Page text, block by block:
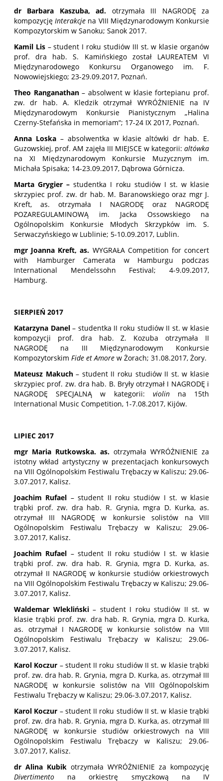
dr Barbara Kaszuba, ad. otrzymała III NAGRODĘ za
kompozycję Interakcje na VIII Międzynarodowym Konkursie
Kompozytorskim w Sanoku; Sanok 2017.
Kamil Lis– student I roku studiów III st. w klasie organów
prof. dra hab. S. Kamińskiego został LAUREATEM VI
Międzynarodowego Konkursu Organowego im. F.
Nowowiejskiego; 23-29.09.2017, Poznań.
Theo Ranganathan– absolwent w klasie fortepianu prof.
zw. dr hab. A. Kledzik otrzymał WYRÓŻNIENIE na IV
Międzynarodowym Konkursie Pianistycznym „Halina
Czerny-Stefańska in memoriam“; 17-24 IX 2017, Poznań.
Anna Loska– absolwentka w klasie altówki dr hab. E.
Guzowskiej, prof. AM zajęła III MIEJSCE w kategorii: altówka
na XI Międzynarodowym Konkursie Muzycznym im.
Michała Spisaka; 14-23.09.2017, Dąbrowa Górnicza.
Marta Grygier –studentka I roku studiów I st. w klasie
skrzypiec prof. zw. dr hab. M. Baranowskiego oraz mgr J.
Kreft, as. otrzymała I NAGRODĘ oraz NAGRODĘ
POZAREGULAMINOWĄ im. Jacka Ossowskiego na
Ogólnopolskim Konkursie Młodych Skrzypków im. S.
Serwaczyńskiego w Lublinie; 5-10.09.2017, Lublin.
mgr Joanna Kreft, as. WYGRAŁA Competition for concert
with Hamburger Camerata w Hamburgu podczas
International Mendelssohn Festival; 4-9.09.2017,
Hamburg.
SIERPIEŃ 2017
Katarzyna Danel– studentka II roku studiów II st. w klasie
kompozycji prof. dra hab. Z. Kozuba otrzymała II
NAGRODĘ na III Międzynarodowym Konkursie
Kompozytorskim Fide et Amore w Żorach; 31.08.2017, Żory.
Mateusz Makuch– student II roku studiów II st. w klasie
skrzypiec prof. zw. dra hab. B. Bryły otrzymał I NAGRODĘ i
NAGRODĘ SPECJALNĄ w kategorii: violinna 15th
International Music Competition, 1-7.08.2017, Kijów.
LIPIEC 2017
mgr Maria Rutkowska. as. otrzymała WYRÓŻNIENIE za
istotny wkład artystyczny w prezentacjach konkursowych
na VIII Ogólnopolskim Festiwalu Trębaczy w Kaliszu; 29.06-
3.07.2017, Kalisz.
Joachim Rufael – student II roku studiów I st. w klasie
trąbki prof. zw. dra hab. R. Grynia, mgra D. Kurka, as.
otrzymał III NAGRODĘ w konkursie solistów na VIII
Ogólnopolskim Festiwalu Trębaczy w Kaliszu; 29.06-
3.07.2017, Kalisz.
Joachim Rufael – student II roku studiów I st. w klasie
trąbki prof. zw. dra hab. R. Grynia, mgra D. Kurka, as.
otrzymał II NAGRODĘ w konkursie studiów orkiestrowych
na VIII Ogólnopolskim Festiwalu Trębaczy w Kaliszu; 29.06-
3.07.2017, Kalisz.
Waldemar Wlekliński– student I roku studiów II st. w
klasie trąbki prof. zw. dra hab. R. Grynia, mgra D. Kurka,
as. otrzymał I NAGRODĘ w konkursie solistów na VIII
Ogólnopolskim Festiwalu Trębaczy w Kaliszu; 29.06-
3.07.2017, Kalisz.
Karol Koczur – student II roku studiów II st. w klasie trąbki
prof. zw. dra hab. R. Grynia, mgra D. Kurka, as. otrzymał III
NAGRODĘ w konkursie solistów na VIII Ogólnopolskim
Festiwalu Trębaczy w Kaliszu; 29.06-3.07.2017, Kalisz.
Karol Koczur – student II roku studiów II st. w klasie trąbki
prof. zw. dra hab. R. Grynia, mgra D. Kurka, as. otrzymał III
NAGRODĘ w konkursie studiów orkiestrowych na VIII
Ogólnopolskim Festiwalu Trębaczy w Kaliszu; 29.06-
3.07.2017, Kalisz.
dr Alina Kubik otrzymała WYRÓŻNIENIE za kompozycję
Divertimento na orkiestrę smyczkową na IV